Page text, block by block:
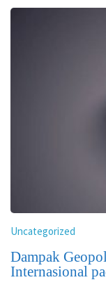
Uncategorized
Dampak
Internasional